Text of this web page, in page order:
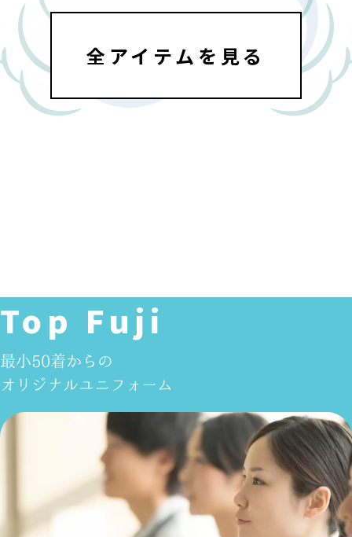
全アイテムを見る
Top Fuji
最小50着からの
オリジナルユニフォーム